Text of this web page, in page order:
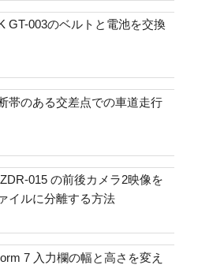
GT-003のベルトと電池を交換
帯のある交差点での車道走行
015 の前後カメラ2映像を
イルに分離する方法
7 入力欄の幅と高さを変え